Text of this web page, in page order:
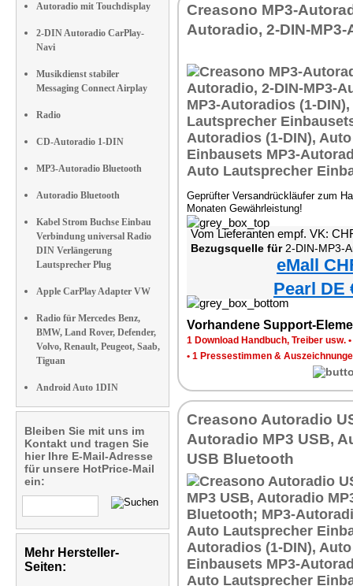
Autoradio mit Touchdisplay
2-DIN Autoradio CarPlay-
Navi
Musikdienst stabiler
Messaging Connect Airplay
Radio
CD-Autoradio 1-DIN
MP3-Autoradio Bluetooth
Autoradio Bluetooth
Kabel Strom Buchse Einbau
Verbindung universal Radio
DIN Verlängerung
Lautsprecher Plug
Apple CarPlay Adapter VW
Radio für Mercedes Benz,
BMW, Land Rover, Defender,
Volvo, Renault, Peugeot, Saab,
Tiguan
Android Auto 1DIN
Bleiben Sie mit uns im
Kontakt und tragen Sie
hier Ihre E-Mail-Adresse
für unsere HotPrice-Mail
ein:
Mehr Hersteller-
Seiten:
Creasono MP3-
Autoradio, 2-DIN-
Geprüfter Versandrückläufer zum
Monaten Gewährleistung!
Vom Lieferanten empf. VK:
Bezugsquelle für2-DIN-MP3-Autoradio mit
eMall
Pearl DE
Vorhandene Support-
1 Download Handbuch, Treiber usw. •
• 1 Pressestimmen &
Creasono Autoradio
Autoradio MP3 USB,
USB Bluetooth